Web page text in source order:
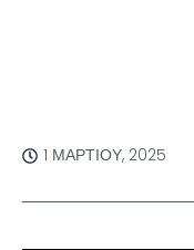
1 ΜΑΡΤΊΟΥ, 2025